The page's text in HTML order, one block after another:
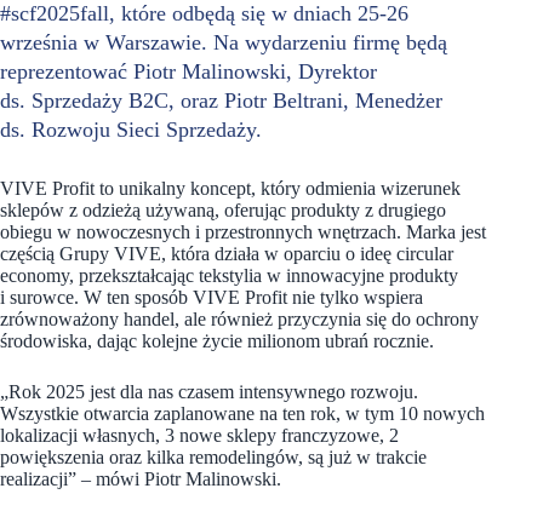
#scf2025fall, które odbędą się w dniach 25-26
września w Warszawie. Na wydarzeniu firmę będą
reprezentować Piotr Malinowski, Dyrektor
ds. Sprzedaży B2C, oraz Piotr Beltrani, Menedżer
ds. Rozwoju Sieci Sprzedaży.
VIVE Profit to unikalny koncept, który odmienia wizerunek
sklepów z odzieżą używaną, oferując produkty z drugiego
obiegu w nowoczesnych i przestronnych wnętrzach. Marka jest
częścią Grupy VIVE, która działa w oparciu o ideę circular
economy, przekształcając tekstylia w innowacyjne produkty
i surowce. W ten sposób VIVE Profit nie tylko wspiera
zrównoważony handel, ale również przyczynia się do ochrony
środowiska, dając kolejne życie milionom ubrań rocznie.
„Rok 2025 jest dla nas czasem intensywnego rozwoju.
Wszystkie otwarcia zaplanowane na ten rok, w tym 10 nowych
lokalizacji własnych, 3 nowe sklepy franczyzowe, 2
powiększenia oraz kilka remodelingów, są już w trakcie
realizacji” – mówi Piotr Malinowski.